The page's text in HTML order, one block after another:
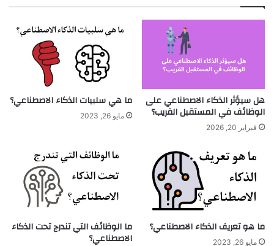
هل سيؤثر الذكاء الاصطناعي على
الوظائف في المستقبل القريب؟
فبراير 20, 2026
ما هي سلبيات الذكاء الاصطناعي؟
مايو 26, 2023
ما هو تعريف الذكاء الاصطناعي؟
مايو 26, 2023
ما الوظائف التي تندرج تحت الذكاء
الاصطناعي؟